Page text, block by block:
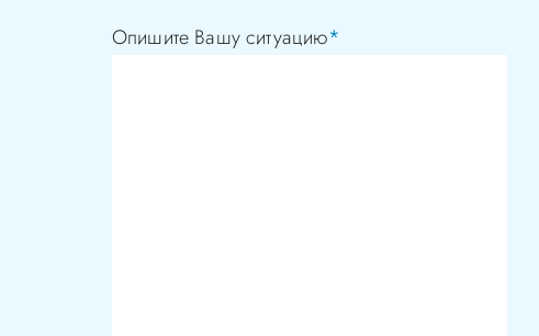
Опишите Вашу ситуацию*